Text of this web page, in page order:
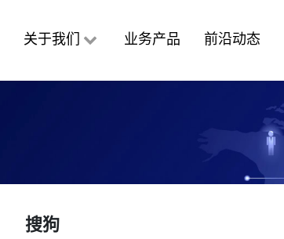
关于我们 业务产品 前沿动态
搜狗